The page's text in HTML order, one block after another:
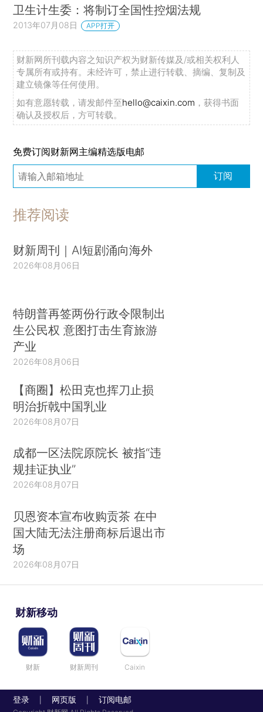
卫生计生委：将制订全国性控烟法规
2013年07月08日 APP打开
财新网所刊载内容之知识产权为财新传媒及/或相关权利人
专属所有或持有。未经许可，禁止进行转载、摘编、复制及
建立镜像等任何使用。
如有意愿转载，请发邮件至hello@caixin.com ，获得书面
确认及授权后，方可转载。
免费订阅财新网主编精选版电邮
订阅
推荐阅读
财新周刊｜AI短剧涌向海外
2026年08月06日
特朗普再签两份行政令限制出
生公民权 意图打击生育旅游
产业
2026年08月06日
【商圈】松田克也挥刀止损
明治折戟中国乳业
2026年08月07日
成都一区法院原院长 被指“违
规挂证执业”
2026年08月07日
贝恩资本宣布收购贡茶 在中
国大陆无法注册商标后退出市
场
2026年08月07日
财新移动
财新 财新周刊 Caixin
登录 网页版 订阅电邮